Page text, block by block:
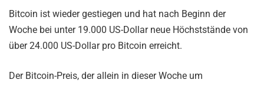
Bitcoin ist wieder gestiegen und hat nach Beginn der
Woche bei unter 19.000 US-Dollar neue Höchststände von
über 24.000 US-Dollar pro Bitcoin erreicht.
Der Bitcoin-Preis, der allein in dieser Woche um